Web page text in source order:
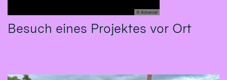
© Adveniat
Besuch eines Projektes vor Ort